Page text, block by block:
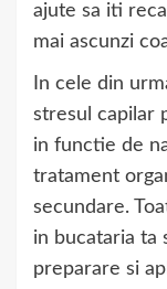
ajute sa iti
mai ascunzi
In cele din
stresul capilar
in functie de
tratament
secundare.
in bucataria ta
preparare si